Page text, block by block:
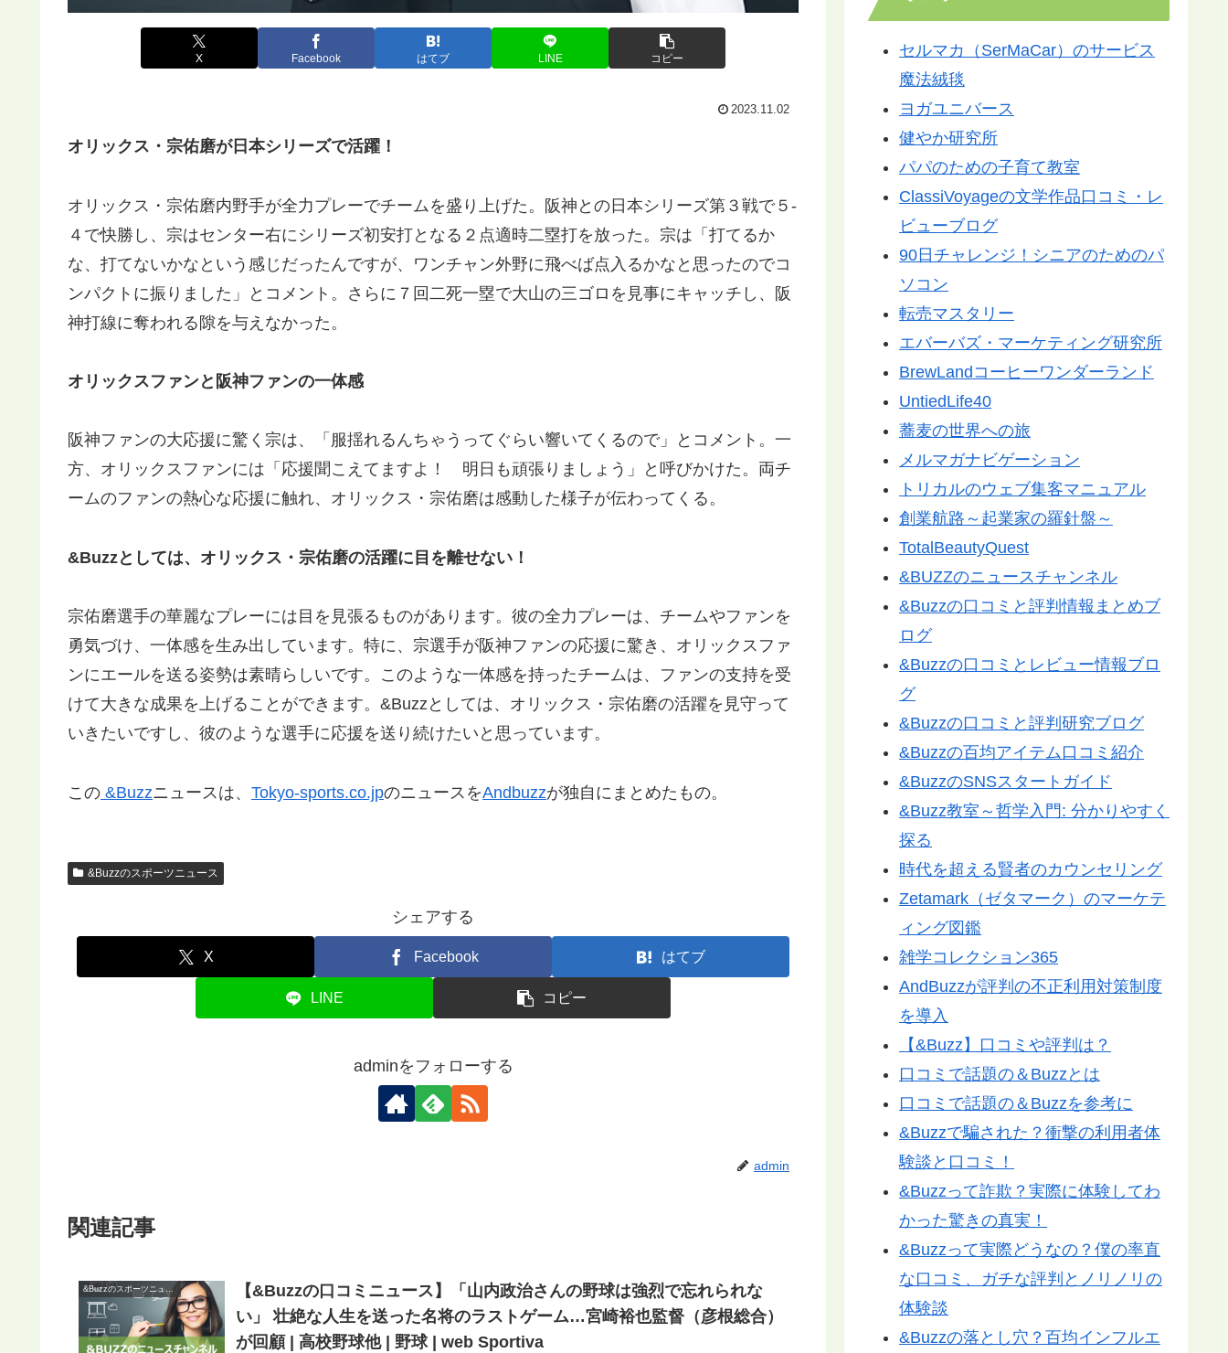
X Facebook はてブ LINE コピー
2023.11.02
オリックス・宗佑磨が日本シリーズで活躍！
オリックス・宗佑磨内野手が全力プレーでチームを盛り上げた。阪神との日本シリーズ第３戦で５-
４で快勝し、宗はセンター右にシリーズ初安打となる２点適時二塁打を放った。宗は「打てるか
な、打てないかなという感じだったんですが、ワンチャン外野に飛べば点入るかなと思ったのでコ
ンパクトに振りました」とコメント。さらに７回二死一塁で大山の三ゴロを見事にキャッチし、阪
神打線に奪われる隙を与えなかった。
オリックスファンと阪神ファンの一体感
阪神ファンの大応援に驚く宗は、「服揺れるんちゃうってぐらい響いてくるので」とコメント。一
方、オリックスファンには「応援聞こえてますよ！ 明日も頑張りましょう」と呼びかけた。両チ
ームのファンの熱心な応援に触れ、オリックス・宗佑磨は感動した様子が伝わってくる。
&Buzzとしては、オリックス・宗佑磨の活躍に目を離せない！
宗佑磨選手の華麗なプレーには目を見張るものがあります。彼の全力プレーは、チームやファンを
勇気づけ、一体感を生み出しています。特に、宗選手が阪神ファンの応援に驚き、オリックスファ
ンにエールを送る姿勢は素晴らしいです。このような一体感を持ったチームは、ファンの支持を受
けて大きな成果を上げることができます。&Buzzとしては、オリックス・宗佑磨の活躍を見守って
いきたいですし、彼のような選手に応援を送り続けたいと思っています。
この &Buzzニュースは、 Tokyo-sports.co.jpのニュースをAndbuzzが独自にまとめたもの。
&Buzzのスポーツニュース
シェアする
X Facebook はてブ
LINE コピー
adminをフォローする
admin
関連記事
&Buzzのスポーツニュース
【&Buzzの口コミニュース】「山内政治さんの野球は強烈で忘れられな
い」 壮絶な人生を送った名将のラストゲーム…宮崎裕也監督（彦根総合）
が回顧 | 高校野球他 | 野球 | web Sportiva
セルマカ（SerMaCar）のサービス
魔法絨毯
ヨガユニバース
健やか研究所
パパのための子育て教室
ClassiVoyageの文学作品口コミ・レ
ビューブログ
90日チャレンジ！シニアのためのパ
ソコン
転売マスタリー
エバーバズ・マーケティング研究所
BrewLandコーヒーワンダーランド
UntiedLife40
蕎麦の世界への旅
メルマガナビゲーション
トリカルのウェブ集客マニュアル
創業航路～起業家の羅針盤～
TotalBeautyQuest
&BUZZのニュースチャンネル
&Buzzの口コミと評判情報まとめブ
ログ
&Buzzの口コミとレビュー情報ブロ
グ
&Buzzの口コミと評判研究ブログ
&Buzzの百均アイテム口コミ紹介
&BuzzのSNSスタートガイド
&Buzz教室～哲学入門: 分かりやすく
探る
時代を超える賢者のカウンセリング
Zetamark（ゼタマーク）のマーケテ
ィング図鑑
雑学コレクション365
AndBuzzが評判の不正利用対策制度
を導入
【&Buzz】口コミや評判は？
口コミで話題の＆Buzzとは
口コミで話題の＆Buzzを参考に
&Buzzで騙された？衝撃の利用者体
験談と口コミ！
&Buzzって詐欺？実際に体験してわ
かった驚きの真実！
&Buzzって実際どうなの？僕の率直
な口コミ、ガチな評判とノリノリの
体験談
&Buzzの落とし穴？百均インフルエ